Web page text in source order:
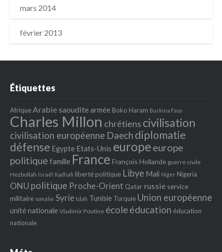
mars 2014
février 2013
Étiquettes
AfriqueArabie saoudite armée Boko Haram Burkina Faso
Charles Millon chrétiens civilisation
civilisation européenne Daech diplomatie
défense Egypte Etats‐Unis europeeurope
politique famille France François Hollande guerre civile
Hezbollah Israël Kadhafi liberté politique Libye Mali Niger Nigeria
ONU politique Proche-Orient Qatar russie service
militaire somalie Syrie tdah Tunisie Turquie Union européenne
unité nationale Vladimir Poutine écoleéducation éducation
nationale